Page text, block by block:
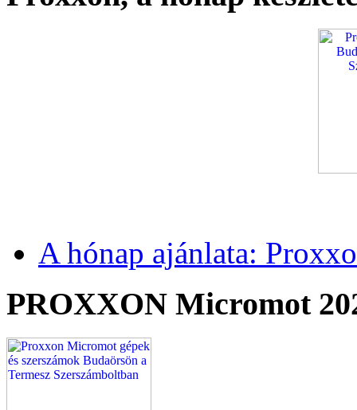
A hónap ajánlata:
PROXXON Micromot